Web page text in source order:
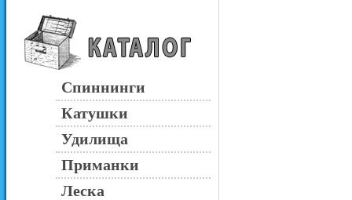
Спиннинги
Катушки
Удилища
Приманки
Леска